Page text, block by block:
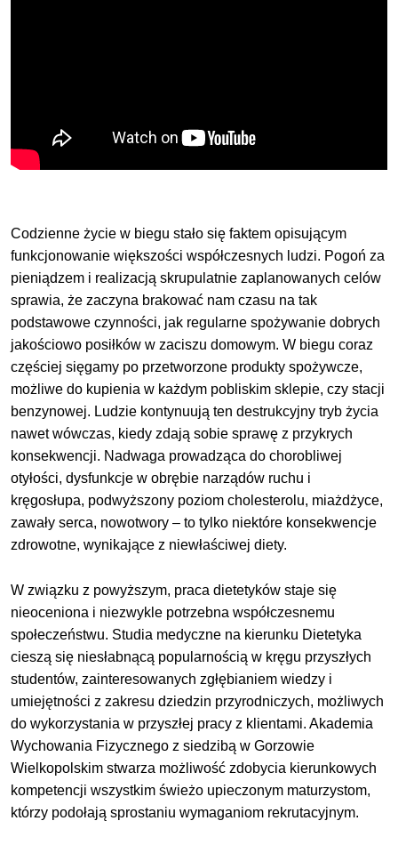
Codzienne życie w biegu stało się faktem opisującym
funkcjonowanie większości współczesnych ludzi. Pogoń za
pieniądzem i realizacją skrupulatnie zaplanowanych celów
sprawia, że zaczyna brakować nam czasu na tak
podstawowe czynności, jak regularne spożywanie dobrych
jakościowo posiłków w zaciszu domowym. W biegu coraz
częściej sięgamy po przetworzone produkty spożywcze,
możliwe do kupienia w każdym pobliskim sklepie, czy stacji
benzynowej. Ludzie kontynuują ten destrukcyjny tryb życia
nawet wówczas, kiedy zdają sobie sprawę z przykrych
konsekwencji. Nadwaga prowadząca do chorobliwej
otyłości, dysfunkcje w obrębie narządów ruchu i
kręgosłupa, podwyższony poziom cholesterolu, miażdżyce,
zawały serca, nowotwory – to tylko niektóre konsekwencje
zdrowotne, wynikające z niewłaściwej diety.
W związku z powyższym, praca dietetyków staje się
nieoceniona i niezwykle potrzebna współczesnemu
społeczeństwu. Studia medyczne na kierunku Dietetyka
cieszą się niesłabnącą popularnością w kręgu przyszłych
studentów, zainteresowanych zgłębianiem wiedzy i
umiejętności z zakresu dziedzin przyrodniczych, możliwych
do wykorzystania w przyszłej pracy z klientami. Akademia
Wychowania Fizycznego z siedzibą w Gorzowie
Wielkopolskim stwarza możliwość zdobycia kierunkowych
kompetencji wszystkim świeżo upieczonym maturzystom,
którzy podołają sprostaniu wymaganiom rekrutacyjnym.